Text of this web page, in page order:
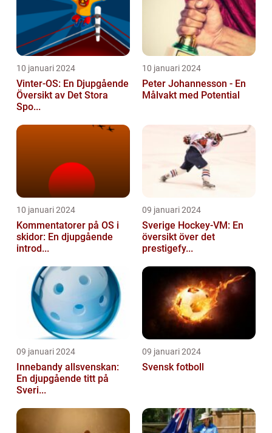
10 januari 2024
Vinter-OS: En Djupgående
Översikt av Det Stora
Spo...
10 januari 2024
Peter Johannesson - En
Målvakt med Potential
10 januari 2024
Kommentatorer på OS i
skidor: En djupgående
introd...
09 januari 2024
Sverige Hockey-VM: En
översikt över det
prestigefy...
09 januari 2024
Innebandy allsvenskan:
En djupgående titt på
Sveri...
09 januari 2024
Svensk fotboll